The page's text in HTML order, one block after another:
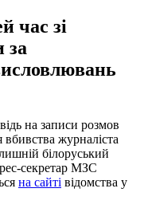
час зі
за
на записи розмов
журналіста
білоруський
секретар МЗС
на сайті відомства у